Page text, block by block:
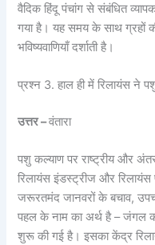
वैदिक हिंदू पंचांग से संबंधित
गया है। यह समय के साथ ग्रहों की
भविष्यवाणियाँ दर्शाती है।
प्रश्न 3. हाल ही में रिलायंस ने
उत्तर –वंतारा
पशु कल्याण पर राष्ट्रीय और
रिलायंस इंडस्ट्रीज और
जरूरतमंद जानवरों के बचाव,
पहल के नाम का अर्थ है – जंगल
शुरू की गई है। इसका केंद्र